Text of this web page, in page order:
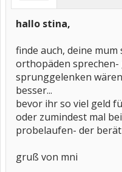
hallo stina,
finde auch, deine
orthopäden
sprunggelenken
besser...
bevor ihr so viel geld
oder zumindest mal
probelaufen- der berät
gruß von mni